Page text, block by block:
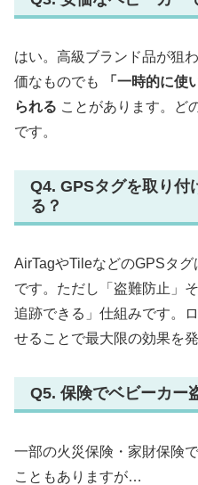
はい。高級ブランド品が狙
価なものでも
「一時的に使
られる ことがあります。ど
です。
Q4. GPSタグを取り付
る？
AirTagやTileなどのGPSタ
です。ただし「盗難防止」
追跡できる」仕組みです。
せることで最大限の効果を発
Q5. 保険でベビーカー
一部の火災保険・家財保険
こともありますが…